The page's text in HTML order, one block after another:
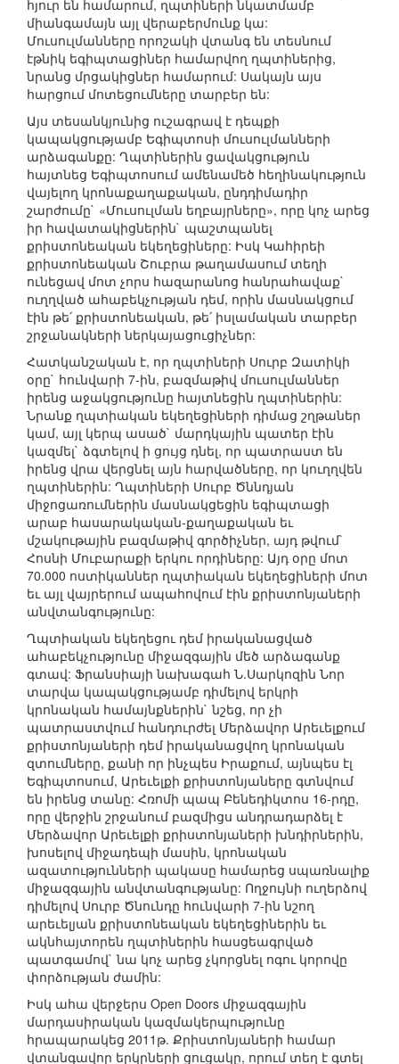
հյուր են համարում, ղպտիների նկատմամբ
միանգամայն այլ վերաբերմունք կա:
Մուսուլմանները որոշակի վտանգ են տեսնում
էթնիկ եգիպտացիներ համարվող ղպտիներից,
նրանց մրցակիցներ համարում: Սակայն այս
հարցում մոտեցումները տարբեր են:
Այս տեսանկյունից ուշագրավ է դեպքի
կապակցությամբ Եգիպտոսի մուսուլմանների
արձագանքը: Ղպտիներին ցավակցություն
հայտնեց Եգիպտոսում ամենամեծ հեղինակություն
վայելող կրոնաքաղաքական, ընդդիմադիր
շարժումը` «Մուսուլման եղբայրները», որը կոչ արեց
իր հավատակիցներին` պաշտպանել
քրիստոնեական եկեղեցիները: Իսկ Կահիրեի
քրիստոնեական Շուբրա թաղամասում տեղի
ունեցավ մոտ չորս հազարանոց հանրահավաք`
ուղղված ահաբեկչության դեմ, որին մասնակցում
էին թե՛ քրիստոնեական, թե՛ իսլամական տարբեր
շրջանակների ներկայացուցիչներ:
Հատկանշական է, որ ղպտիների Սուրբ Զատիկի
օրը` հունվարի 7-ին, բազմաթիվ մուսուլմաններ
իրենց աջակցությունը հայտնեցին ղպտիներին:
Նրանք ղպտիական եկեղեցիների դիմաց շղթաներ
կամ, այլ կերպ ասած` մարդկային պատեր էին
կազմել` ձգտելով ի ցույց դնել, որ պատրաստ են
իրենց վրա վերցնել այն հարվածները, որ կուղղվեն
ղպտիներին: Ղպտիների Սուրբ Ծննդյան
միջոցառումներին մասնակցեցին եգիպտացի
արաբ հասարակական-քաղաքական եւ
մշակութային բազմաթիվ գործիչներ, այդ թվում`
Հոսնի Մուբարաքի երկու որդիները: Այդ օրը մոտ
70.000 ոստիկաններ ղպտիական եկեղեցիների մոտ
եւ այլ վայրերում ապահովում էին քրիստոնյաների
անվտանգությունը:
Ղպտիական եկեղեցու դեմ իրականացված
ահաբեկչությունը միջազգային մեծ արձագանք
գտավ: Ֆրանսիայի նախագահ Ն.Սարկոզին Նոր
տարվա կապակցությամբ դիմելով երկրի
կրոնական համայնքներին` նշեց, որ չի
պատրաստվում հանդուրժել Մերձավոր Արեւելքում
քրիստոնյաների դեմ իրականացվող կրոնական
զտումները, քանի որ ինչպես Իրաքում, այնպես էլ
Եգիպտոսում, Արեւելքի քրիստոնյաները գտնվում
են իրենց տանը: Հռոմի պապ Բենեդիկտոս 16-րդը,
որը վերջին շրջանում բազմիցս անդրադարձել է
Մերձավոր Արեւելքի քրիստոնյաների խնդիրներին,
խոսելով միջադեպի մասին, կրոնական
ազատությունների պակասը համարեց սպառնալիք
միջազգային անվտանգությանը: Ողջույնի ուղերձով
դիմելով Սուրբ Ծնունդը հունվարի 7-ին նշող
արեւելյան քրիստոնեական եկեղեցիներին եւ
ակնհայտորեն ղպտիներին հասցեագրված
պատգամով` նա կոչ արեց չկորցնել ոգու կորովը
փորձության ժամին:
Իսկ ահա վերջերս Open Doors միջազգային
մարդասիրական կազմակերպությունը
հրապարակեց 2011թ. Քրիստոնյաների համար
վտանգավոր երկրների ցուցակը, որում տեղ է գտել